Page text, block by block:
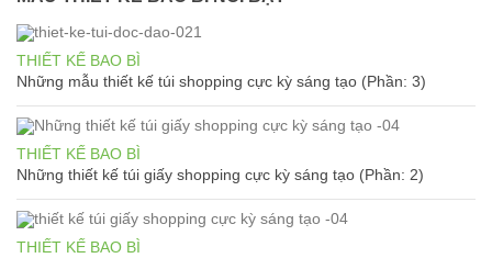
THIẾT KẾ BAO BÌ
Những mẫu thiết kế túi shopping cực kỳ sáng tạo (Phần: 3)
THIẾT KẾ BAO BÌ
Những thiết kế túi giấy shopping cực kỳ sáng tạo (Phần: 2)
THIẾT KẾ BAO BÌ